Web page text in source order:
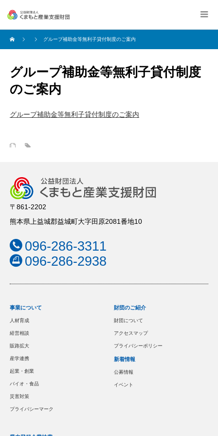
グループ補助金等無利子貸付制度のご案内
グループ補助金等無利子貸付制度
のご案内
グループ補助金等無利子貸付制度のご案内
〒861-2202
熊本県上益城郡益城町大字田原2081番地10
096-286-3311
096-286-2938
事業について
人材育成
経営相談
販路拡大
産学連携
起業・創業
バイオ・食品
災害対策
プライバシーマーク
財団のご紹介
財団について
アクセスマップ
プライバシーポリシー
新着情報
公募情報
イベント